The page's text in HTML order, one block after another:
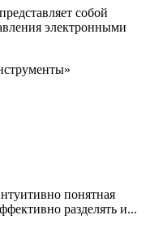
собой
электронными
понятная
разделять и...